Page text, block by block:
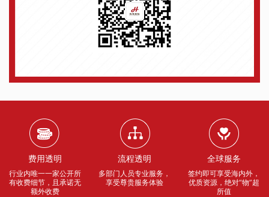
费用透明
行业内唯一一家公开所
有收费细节，且承诺无
额外收费
流程透明
多部门人员专业服务，
享受尊贵服务体验
全球服务
签约即可享受海内外，
优质资源，绝对“物”超
所值